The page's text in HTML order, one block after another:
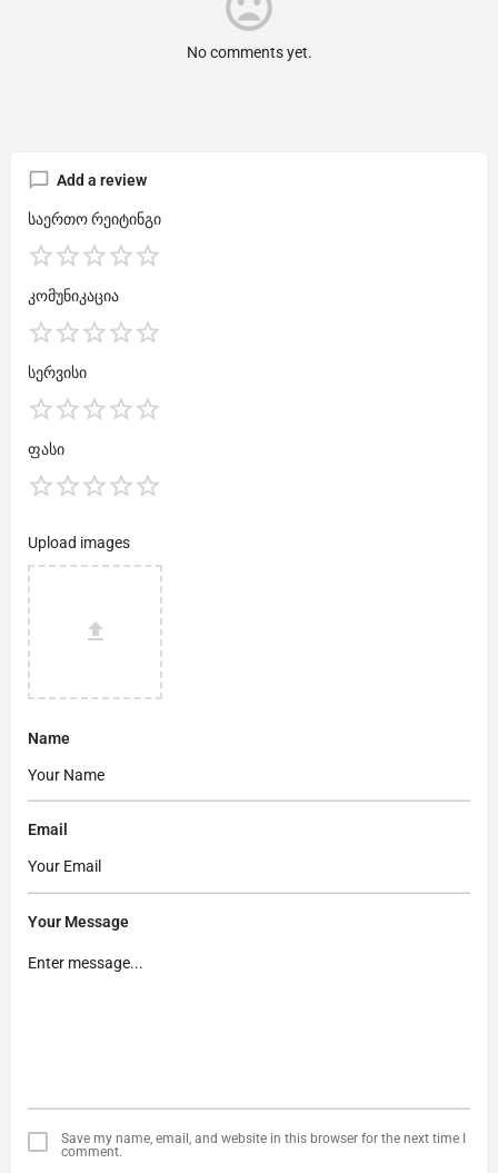
No comments yet.
Add a review
საერთო რეიტინგი
კომუნიკაცია
სერვისი
ფასი
Upload images
Name
Email
Your Message
Save my name, email, and website in this browser for the next time I
comment.